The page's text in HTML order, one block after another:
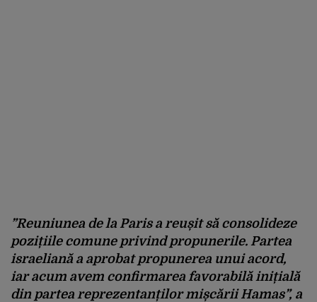
”Reuniunea de la Paris a reușit să consolideze
pozițiile comune privind propunerile. Partea
israeliană a aprobat propunerea unui acord,
iar acum avem confirmarea favorabilă inițială
din partea reprezentanților mișcării Hamas”, a